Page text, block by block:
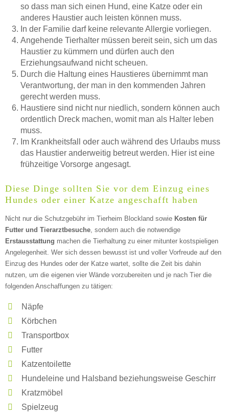
ÖFFNUNGSZEITEN HINZUFÜGEN
Mittwoch
—
Donnerstag
—
Freitag
—
ÖFFNUNGSZEITEN HINZUFÜGEN
ÖFFNUNGSZEITEN HINZUFÜGEN
Sonntag
so dass man sich einen Hund, eine Katze oder ein
anderes Haustier auch leisten können muss.
In der Familie darf keine relevante Allergie vorliegen.
Angehende Tierhalter müssen bereit sein, sich um das
Haustier zu kümmern und dürfen auch den
Erziehungsaufwand nicht scheuen.
Durch die Haltung eines Haustieres übernimmt man
Verantwortung, der man in den kommenden Jahren
gerecht werden muss.
Haustiere sind nicht nur niedlich, sondern können auch
ordentlich Dreck machen, womit man als Halter leben
muss.
Im Krankheitsfall oder auch während des Urlaubs muss
das Haustier anderweitig betreut werden. Hier ist eine
frühzeitige Vorsorge angesagt.
Diese Dinge sollten Sie vor dem Einzug eines
Hundes oder einer Katze angeschafft haben
Nicht nur die Schutzgebühr im Tierheim Blockland sowie Kosten für
Futter und Tierarztbesuche , sondern auch die notwendige
Erstausstattung machen die Tierhaltung zu einer mitunter kostspieligen
Angelegenheit. Wer sich dessen bewusst ist und voller Vorfreude auf den
Einzug des Hundes oder der Katze wartet, sollte die Zeit bis dahin
nutzen, um die eigenen vier Wände vorzubereiten und je nach Tier die
folgenden Anschaffungen zu tätigen:
Näpfe
Körbchen
Transportbox
Futter
Katzentoilette
Hundeleine und Halsband beziehungsweise Geschirr
Kratzmöbel
Spielzeug